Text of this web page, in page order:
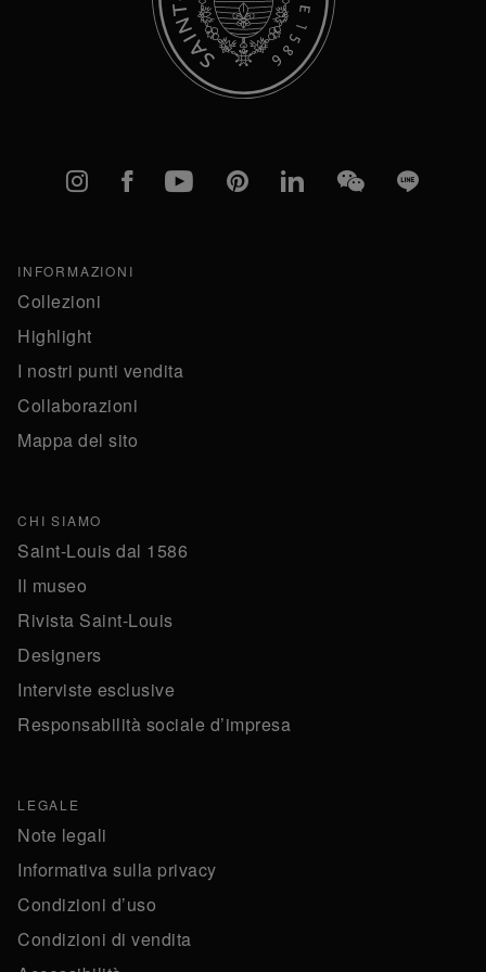
Instagram
FacebookYouTubePinterestlinkedInWeChatLine
INFORMAZIONI
Collezioni
Highlight
I nostri punti vendita
Collaborazioni
Mappa del sito
CHI SIAMO
Saint-Louis dal 1586
Il museo
Rivista Saint-Louis
Designers
Interviste esclusive
Responsabilità sociale d’impresa
LEGALE
Note legali
Informativa sulla privacy
Condizioni d’uso
Condizioni di vendita